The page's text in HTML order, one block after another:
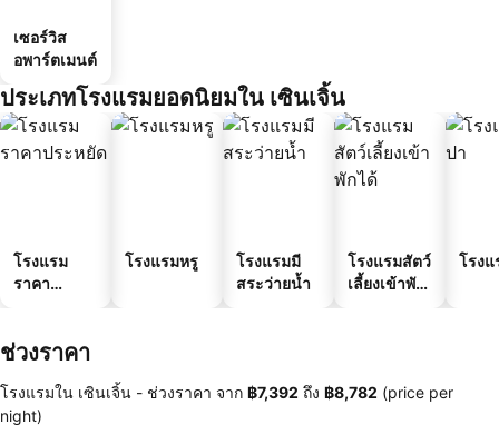
เซอร์วิส
อพาร์ตเมนต์
ประเภทโรงแรมยอดนิยมใน เซินเจิ้น
โรงแรม
ราคา
โรงแรมหรู
โรงแรมมี
สระว่ายน้ำ
โรงแรมสัตว์
เลี้ยงเข้าพัก
โรง
ช่วงราคา
โรงแรมใน เซินเจิ้น - ช่วงราคา จาก ‎฿7,392 ถึง ‎฿8,782 (price per
night)